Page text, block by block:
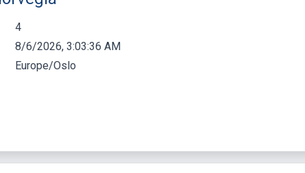
4
8/6/2026, 3:03:37 AM
Europe/Oslo